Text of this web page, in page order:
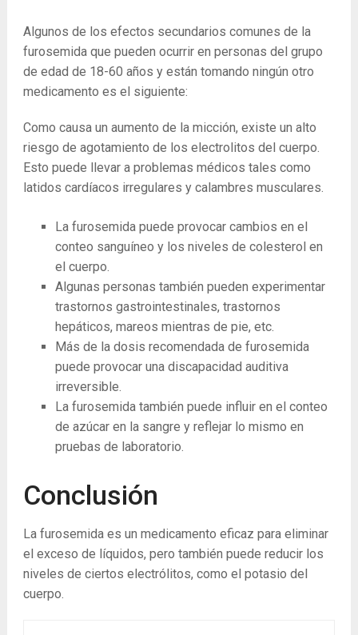
Algunos de los efectos secundarios comunes de la
furosemida que pueden ocurrir en personas del grupo
de edad de 18-60 años y están tomando ningún otro
medicamento es el siguiente:
Como causa un aumento de la micción, existe un alto
riesgo de agotamiento de los electrolitos del cuerpo.
Esto puede llevar a problemas médicos tales como
latidos cardíacos irregulares y calambres musculares.
La ​​furosemida puede provocar cambios en el
conteo sanguíneo y los niveles de colesterol en
el cuerpo.
Algunas personas también pueden experimentar
trastornos gastrointestinales, trastornos
hepáticos, mareos mientras de pie, etc.
Más de la dosis recomendada de furosemida
puede provocar una discapacidad auditiva
irreversible.
La furosemida también puede influir en el conteo
de azúcar en la sangre y reflejar lo mismo en
pruebas de laboratorio.
Conclusión
La furosemida es un medicamento eficaz para eliminar
el exceso de líquidos, pero también puede reducir los
niveles de ciertos electrólitos, como el potasio del
cuerpo.